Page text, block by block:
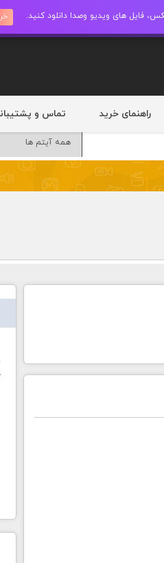
راهنمای خرید تماس و